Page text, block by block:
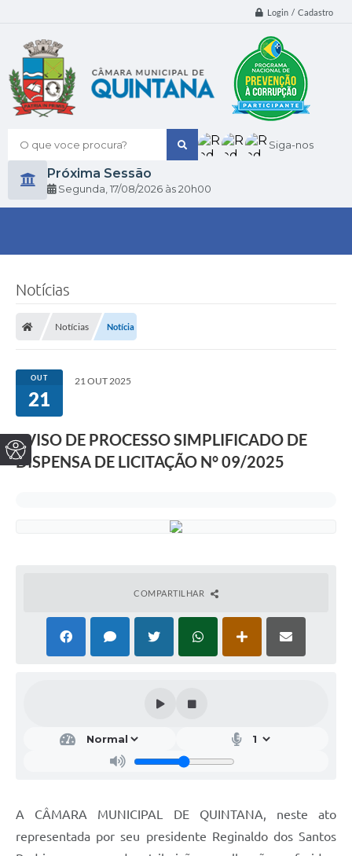
Login / Cadastro
O que voce procura? Siga-nos
Próxima Sessão
Segunda 17/08/2026 20h00
Notícias
Notícias Notícia
OUT
21
21 OUT 2025
AVISO DE PROCESSO SIMPLIFICADO DE
DISPENSA DE LICITAÇÃO N° 09/2025
COMPARTILHAR
A CÂMARA MUNICIPAL DE QUINTANA, neste ato
representada por seu presidente Reginaldo dos Santos